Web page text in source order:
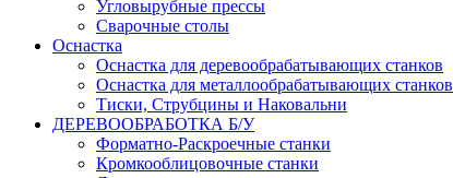
Угловырубные прессы
Сварочные столы
Оснастка
Оснастка для деревообрабатывающих станков
Оснастка для металлообрабатывающих станков
Тиски, Струбцины и Наковальни
ДЕРЕВООБРАБОТКА Б/У
Форматно-Раскроечные станки
Кромкооблицовочные станки